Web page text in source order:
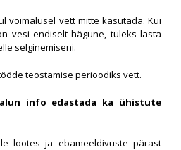
võimalusel vett mitte kasutada. Kui
vesi endiselt hägune, tuleks lasta
selginemiseni.
teostamise perioodiks vett.
info edastada ka ühistute
lootes ja ebameeldivuste pärast